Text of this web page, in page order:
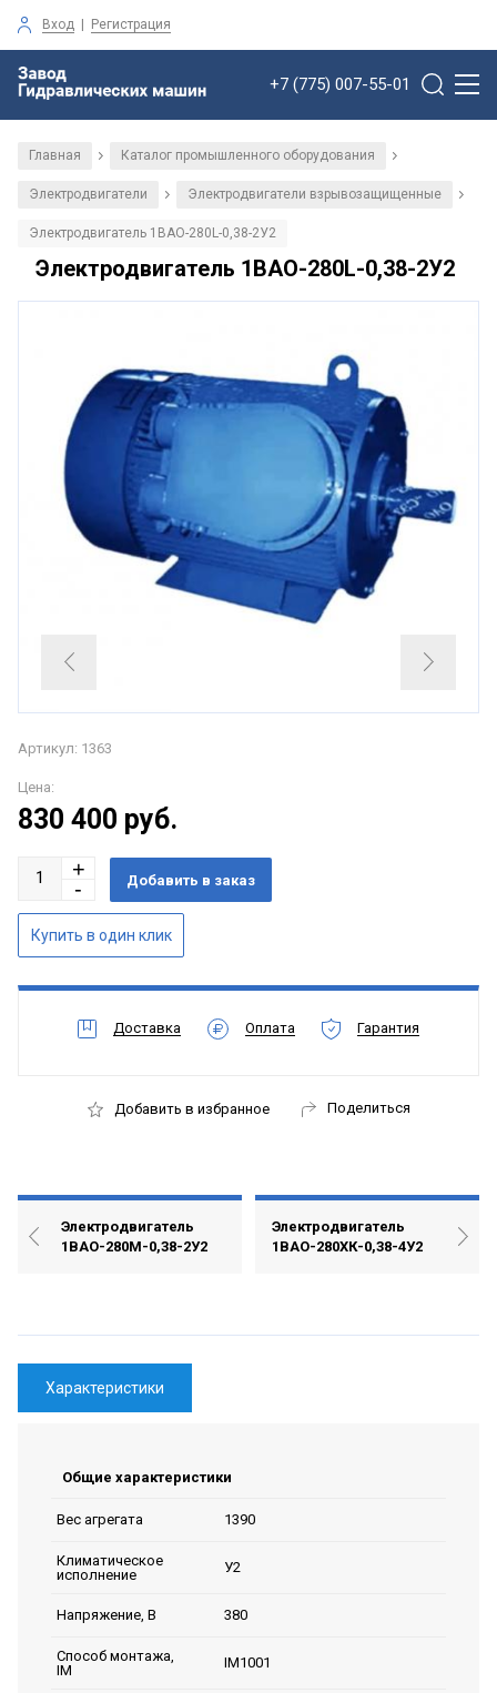
Вход | Регистрация
+7 (775) 007-55-01
Главная / Каталог промышленного оборудования /
Электродвигатели / Электродвигатели взрывозащищенные /
Электродвигатель 1ВАО-280L-0,38-2У2
Электродвигатель 1ВАО-280L-0,38-2У2
Артикул: 1363
Цена:
830 400 руб.
Доставка Оплата Гарантия
Добавить в избранное Поделиться
Электродвигатель
1ВАО-280М-0,38-2У2
Электродвигатель
1ВАО-280ХК-0,38-4У2
Характеристики
Общие характеристики
Вес агрегата 1390
Климатическое
исполнение
У2
Напряжение, В 380
Способ монтажа,
IM
IM1001